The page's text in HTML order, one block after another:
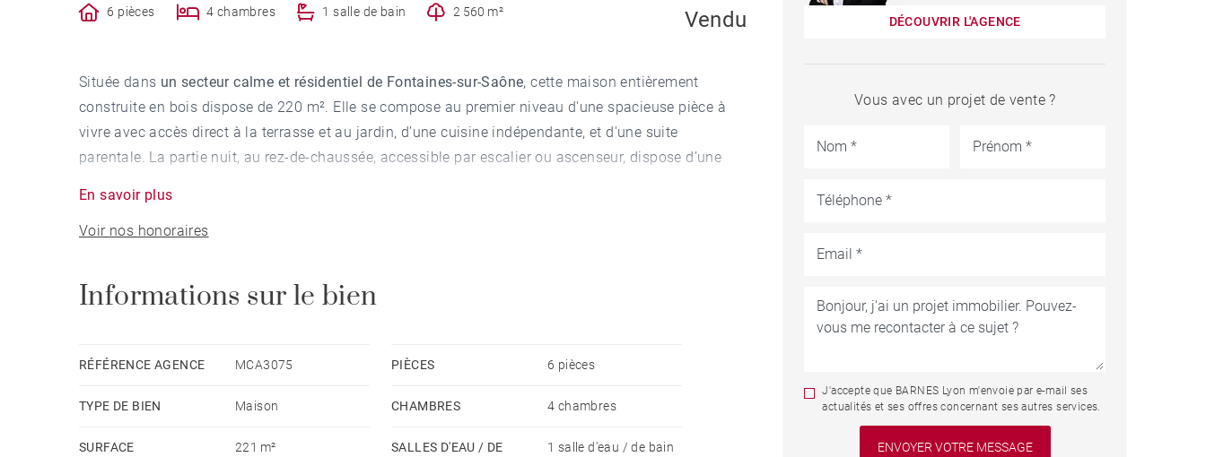
6 pièces 4 chambres 1 salle de bain 2 560 m² Vendu
Située dans un secteur calme et résidentiel de Fontaines-sur-Saône, cette maison entièrement
construite en bois dispose de 220 m². Elle se compose au premier niveau d'une spacieuse pièce à
vivre avec accès direct à la terrasse et au jardin, d’une cuisine indépendante, et d'une suite
parentale. La partie nuit, au rez-de-chaussée, accessible par escalier ou ascenseur, dispose d’une
chambres et d’une salle de bains. Vous avez la possibilité de créer une 5ème chambre. Sa
luminosité grâce à son orientation sud et sa vue dégagée, sa belle hauteur sous plafond et le
d’exception. À rafraîchir, elle offre un joli potentiel. Une cave et des places de stationnement
complètent ce bien. Vous avez la possibilité de construire un garage couvert et d'aménager un pool
accompagne dans votre projet immobilier. Retrouvez plus d'informations sur ce secteur
En savoir plus
Voir nos honoraires
Informations sur le bien
RÉFÉRENCE AGENCE MCA3075
TYPE DE BIEN Maison
SURFACE 221 m²
PIÈCES 6 pièces
CHAMBRES 4 chambres
SALLES D'EAU / DE
1 salle d'eau / de bain
DÉCOUVRIR L'AGENCE
Vous avec un projet de vente ?
J'accepte que BARNES Lyon m'envoie par e-mail ses
actualités et ses offres concernant ses autres services.